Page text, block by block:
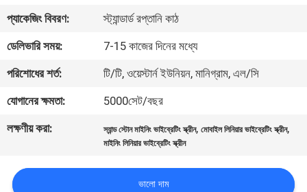
ভ্রমণ
মান
নিয়ন্ত্রণ
যোগাযোগ
প্যাকেজিং বিবরণ:
স্ট্যান্ডার্ড রপ্তানি কাঠ
ডেলিভারি সময়:
7-15 কাজের দিনের মধ্যে
পরিশোধের শর্ত:
টি/টি, ওয়েস্টার্ন ইউনিয়ন, মানিগ্রাম, এল/সি
যোগানের ক্ষমতা:
5000সেট/বছর
লক্ষণীয় করা:
স্যান্ড স্টোন মাইনিং ভাইব্রেটিং স্ক্রীন,মোবাইল লিনিয়ার ভাইব্রেটিং স্ক্রীন,
মাইনিং লিনিয়ার ভাইব্রেটিং স্ক্রীন
ভালো দাম